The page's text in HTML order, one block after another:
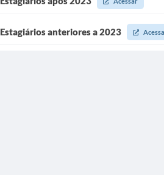
Estagiários anteriores a 2023